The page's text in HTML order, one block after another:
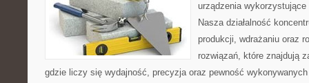
urządzenia
Nasza działalność
produkcji, wdrażaniu oraz
rozwiązań, które znajdują
gdzie liczy się wydajność, precyzja oraz pewność